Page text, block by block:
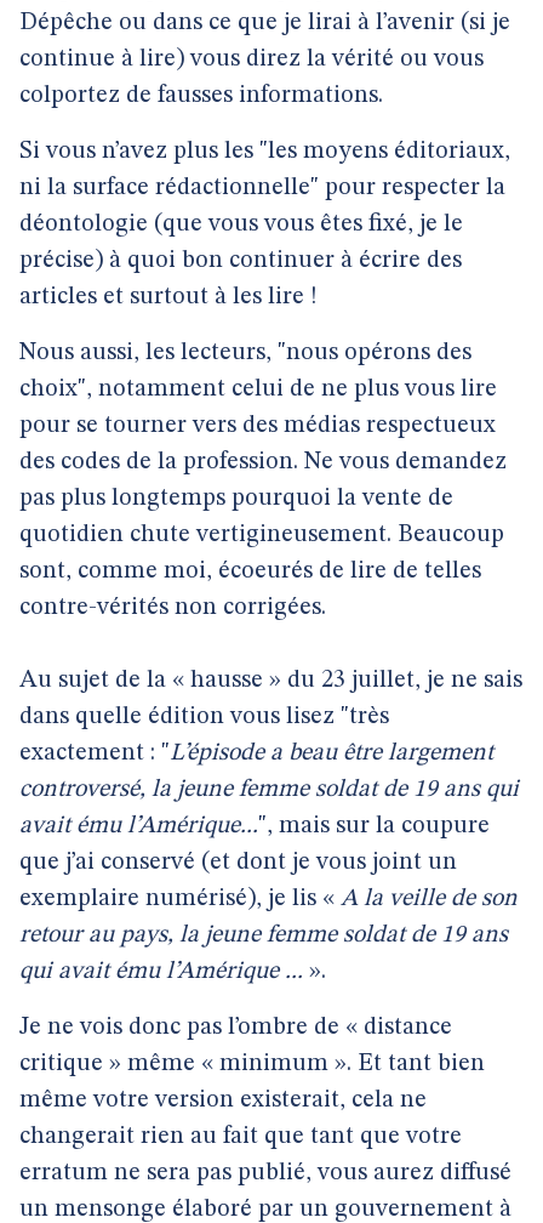
Dépêche ou dans ce que je lirai à l’avenir (si je
continue à lire) vous direz la vérité ou vous
colportez de fausses informations.
Si vous n’avez plus les "les moyens éditoriaux,
ni la surface rédactionnelle" pour respecter la
déontologie (que vous vous êtes fixé, je le
précise) à quoi bon continuer à écrire des
articles et surtout à les lire !
Nous aussi, les lecteurs, "nous opérons des
choix", notamment celui de ne plus vous lire
pour se tourner vers des médias respectueux
des codes de la profession. Ne vous demandez
pas plus longtemps pourquoi la vente de
quotidien chute vertigineusement. Beaucoup
sont, comme moi, écoeurés de lire de telles
contre-vérités non corrigées.
Au sujet de la « hausse » du 23 juillet, je ne sais
dans quelle édition vous lisez "très
exactement : "L’épisode a beau être largement
controversé, la jeune femme soldat de 19 ans qui
avait ému l’Amérique...", mais sur la coupure
que j’ai conservé (et dont je vous joint un
exemplaire numérisé), je lis « A la veille de son
retour au pays, la jeune femme soldat de 19 ans
qui avait ému l’Amérique ... ».
Je ne vois donc pas l’ombre de « distance
critique » même « minimum ». Et tant bien
même votre version existerait, cela ne
changerait rien au fait que tant que votre
erratum ne sera pas publié, vous aurez diffusé
un mensonge élaboré par un gouvernement à